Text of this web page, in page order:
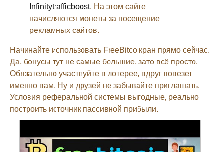
Infinitytrafficboost. На этом сайте
начисляются монеты за посещение
рекламных сайтов.
Начинайте использовать FreeBitco кран прямо сейчас.
Да, бонусы тут не самые большие, зато всё просто.
Обязательно участвуйте в лотерее, вдруг повезет
именно вам. Ну и друзей не забывайте приглашать.
Условия реферальной системы выгодные, реально
построить источник пассивной прибыли.